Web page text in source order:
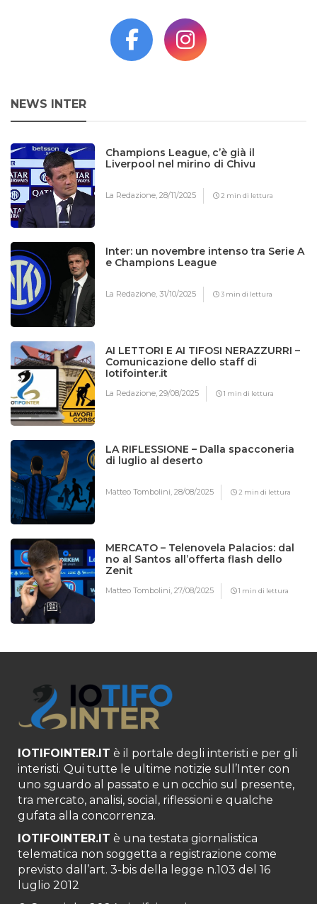
NEWS INTER
Champions League, c’è già il
Liverpool nel mirino di Chivu
La Redazione,28/11/2025 2 min di lettura
Inter: un novembre intenso tra Serie A
e Champions League
La Redazione,31/10/2025 3 min di lettura
AI LETTORI E AI TIFOSI NERAZZURRI –
Comunicazione dello staff di
Iotifointer.it
La Redazione,29/08/2025 1 min di lettura
LA RIFLESSIONE – Dalla spacconeria
di luglio al deserto
Matteo Tombolini,28/08/2025 2 min di lettura
MERCATO – Telenovela Palacios: dal
no al Santos all’offerta flash dello
Zenit
Matteo Tombolini,27/08/2025 1 min di lettura
IOTIFOINTER.IT è il portale degli interisti e per gli
interisti. Qui tutte le ultime notizie sull’Inter con
uno sguardo al passato e un occhio sul presente,
tra mercato, analisi, social, riflessioni e qualche
gufata alla concorrenza.
IOTIFOINTER.IT è una testata giornalistica
telematica non soggetta a registrazione come
previsto dall’art. 3-bis della legge n.103 del 16
luglio 2012